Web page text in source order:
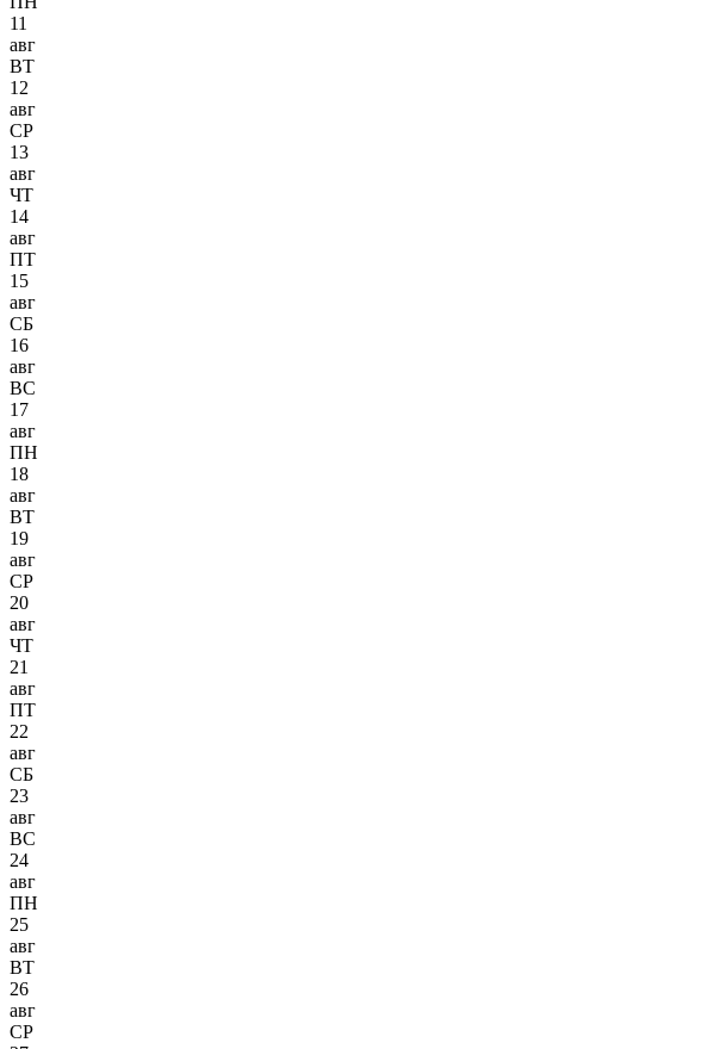
11
авг
ВТ
12
авг
СР
13
авг
ЧТ
14
авг
ПТ
15
авг
СБ
16
авг
ВС
17
авг
ПН
18
авг
ВТ
19
авг
СР
20
авг
ЧТ
21
авг
ПТ
22
авг
СБ
23
авг
ВС
24
авг
ПН
25
авг
ВТ
26
авг
СР